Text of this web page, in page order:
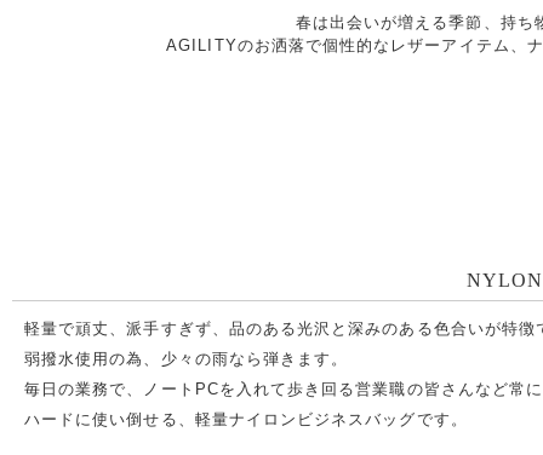
春は出会いが増える季節、持ち
AGILITYのお洒落で個性的なレザーアイテム、
軽量で頑丈、派手すぎず、品のある光沢と深みのある色合いが特徴
弱撥水使用の為、少々の雨なら弾きます。
毎日の業務で、ノートPCを入れて歩き回る営業職の皆さんなど常
ハードに使い倒せる、軽量ナイロンビジネスバッグです。